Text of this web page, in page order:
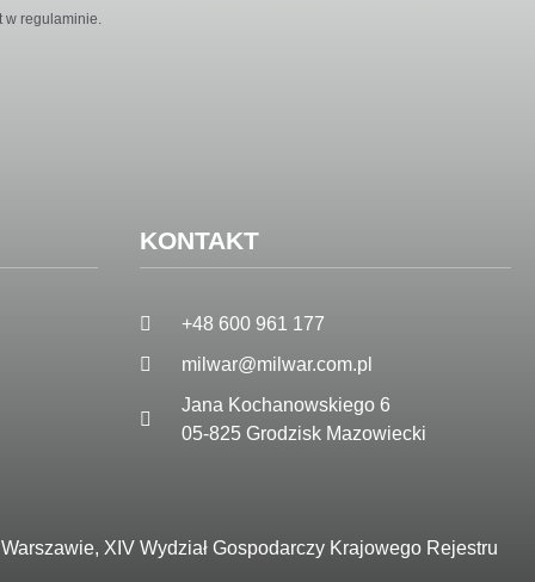
regulaminie.
KONTAKT
+48 600 961 177
milwar@milwar.com.pl
Jana Kochanowskiego 6
05-825 Grodzisk Mazowiecki
XIV Wydział Gospodarczy Krajowego Rejestru